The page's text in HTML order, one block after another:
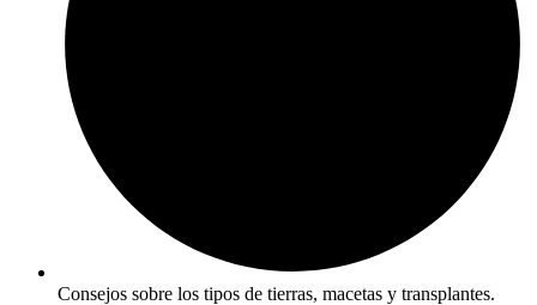
Consejos sobre los tipos de tierras, macetas y transplantes.